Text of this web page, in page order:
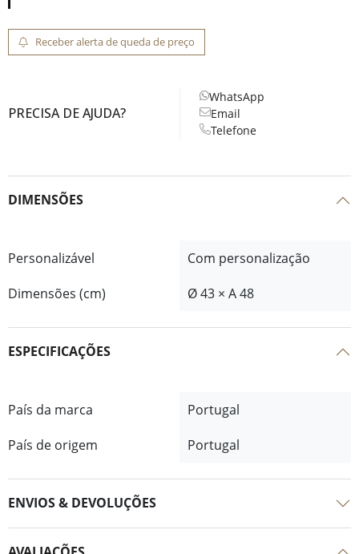
Receber alerta de queda de preço
PRECISA DE AJUDA?
WhatsApp
Email
Telefone
DIMENSÕES
Personalizável
Com personalização
Dimensões (cm)
Ø 43 × A 48
ESPECIFICAÇÕES
País da marca
Portugal
País de origem
Portugal
ENVIOS & DEVOLUÇÕES